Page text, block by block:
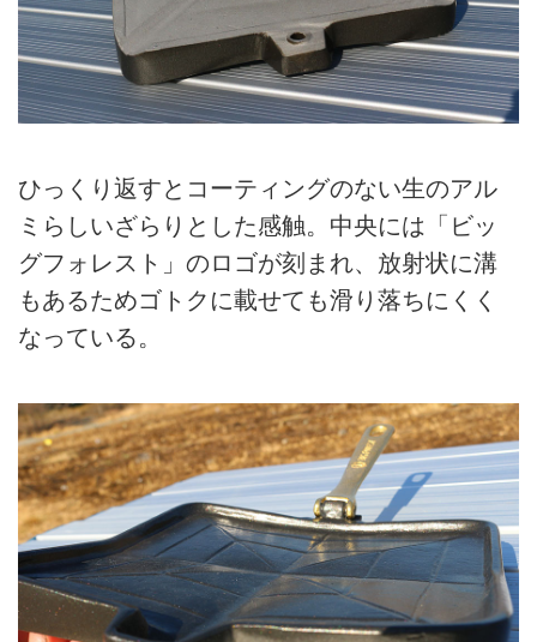
ひっくり返すとコーティングのない生のアル
ミらしいざらりとした感触。中央には「ビッ
グフォレスト」のロゴが刻まれ、放射状に溝
もあるためゴトクに載せても滑り落ちにくく
なっている。